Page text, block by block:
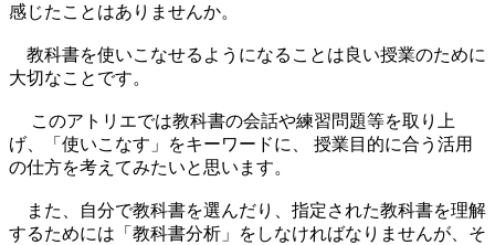
感じたことはありませんか。
教科書を使いこなせるようになることは良い授業のために
大切なことです。
このアトリエでは教科書の会話や練習問題等を取り上
げ、「使いこなす」をキーワードに、 授業目的に合う活用
の仕方を考えてみたいと思います。
また、自分で教科書を選んだり、指定された教科書を理解
するためには「教科書分析」をしなければなりませんが、そ